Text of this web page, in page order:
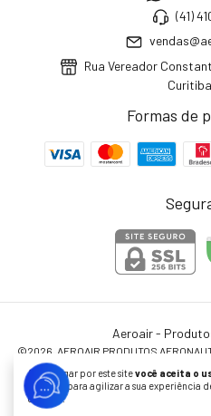
Ao navegar por este sitevocê aceita o
cookies
para agilizar a sua experiência
compra.
(41)
Rua Vereador
Formas de
Aeroair -
©2026. AEROAIR PRODUTOS